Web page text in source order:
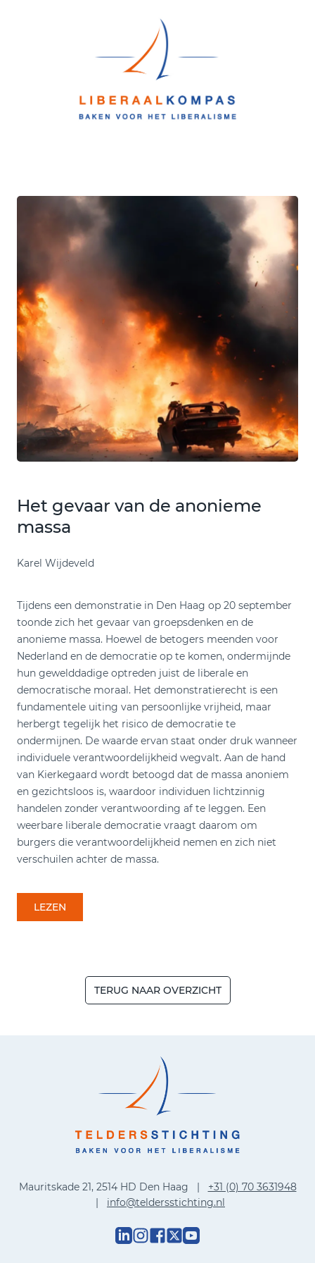
Het gevaar van de anonieme
massa
Karel Wijdeveld
Tijdens een demonstratie in Den Haag op 20 september
toonde zich het gevaar van groepsdenken en de
anonieme massa. Hoewel de betogers meenden voor
Nederland en de democratie op te komen, ondermijnde
hun gewelddadige optreden juist de liberale en
democratische moraal. Het demonstratierecht is een
fundamentele uiting van persoonlijke vrijheid, maar
herbergt tegelijk het risico de democratie te
ondermijnen. De waarde ervan staat onder druk wanneer
individuele verantwoordelijkheid wegvalt. Aan de hand
van Kierkegaard wordt betoogd dat de massa anoniem
en gezichtsloos is, waardoor individuen lichtzinnig
handelen zonder verantwoording af te leggen. Een
weerbare liberale democratie vraagt daarom om
burgers die verantwoordelijkheid nemen en zich niet
verschuilen achter de massa.
LEZEN
TERUG NAAR OVERZICHT
Mauritskade 21, 2514 HD Den Haag | +31 (0) 70 3631948
| info@teldersstichting.nl